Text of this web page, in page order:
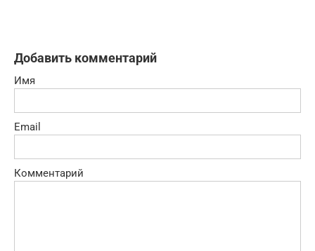
Добавить комментарий
Имя
Email
Комментарий